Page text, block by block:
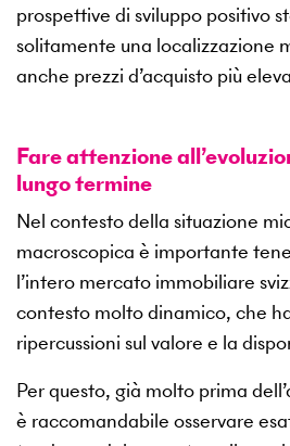
prospettive di sviluppo positivo
solitamente una localizzazione
anche prezzi d’acquisto più
Fare attenzione
lungo termine
Nel contesto della situazione
macroscopica è importante
l’intero mercato immobiliare
contesto molto dinamico, che
ripercussioni sul valore e la
Per questo, già molto prima
è raccomandabile osservare